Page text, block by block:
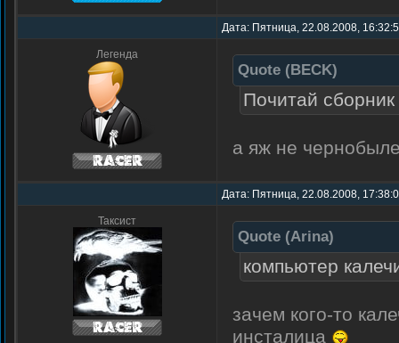
Дата: Пятница, 22.08.2008,
Легенда
Quote (BECK)
Почитай
а яж не
Дата: Пятница, 22.08.2008,
Таксист
Quote (Arina)
компьютер
зачем кого-то
инсталица